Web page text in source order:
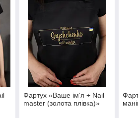
Фартух «Ваше ім‘я + Nail
master (золота плівка)»